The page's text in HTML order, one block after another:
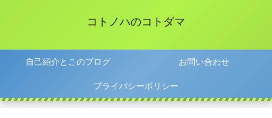
コトノハのコトダマ
自己紹介とこのブログ お問い合わせ
プライバシーポリシー